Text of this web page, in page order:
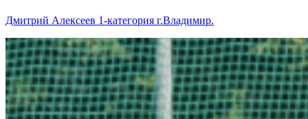
Дмитрий Алексеев 1-категория г.Владимир.